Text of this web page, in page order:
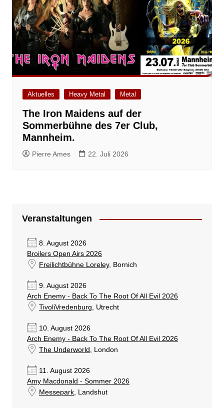
Aktuelles Heavy Metal Metal
The Iron Maidens auf der
Sommerbühne des 7er Club,
Mannheim.
Pierre Ames 22. Juli 2026
Veranstaltungen
8. August 2026
Broilers Open Airs 2026
Freilichtbühne Loreley, Bornich
9. August 2026
Arch Enemy - Back To The Root Of All Evil 2026
TivoliVredenburg, Utrecht
10. August 2026
Arch Enemy - Back To The Root Of All Evil 2026
The Underworld , London
11. August 2026
Amy Macdonald - Sommer 2026
Messepark, Landshut